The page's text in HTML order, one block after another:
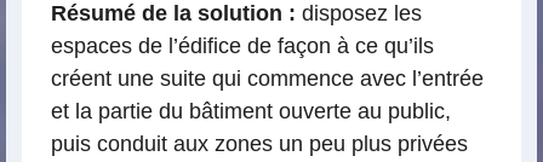
Résumé de la solution : disposez les
espaces de l’édifice de façon à ce qu’ils
créent une suite qui commence avec l’entrée
et la partie du bâtiment ouverte au public,
puis conduit aux zones un peu plus privées